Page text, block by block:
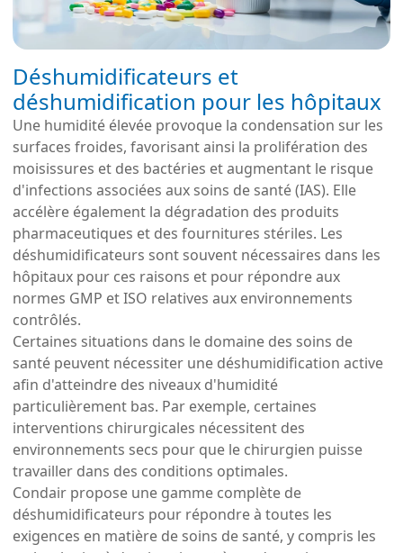
Déshumidificateurs et
déshumidification pour les hôpitaux
Une humidité élevée provoque la condensation sur les
surfaces froides, favorisant ainsi la prolifération des
moisissures et des bactéries et augmentant le risque
d'infections associées aux soins de santé (IAS). Elle
accélère également la dégradation des produits
pharmaceutiques et des fournitures stériles. Les
déshumidificateurs sont souvent nécessaires dans les
hôpitaux pour ces raisons et pour répondre aux
normes GMP et ISO relatives aux environnements
contrôlés.
Certaines situations dans le domaine des soins de
santé peuvent nécessiter une déshumidification active
afin d'atteindre des niveaux d'humidité
particulièrement bas. Par exemple, certaines
interventions chirurgicales nécessitent des
environnements secs pour que le chirurgien puisse
travailler dans des conditions optimales.
Condair propose une gamme complète de
déshumidificateurs pour répondre à toutes les
exigences en matière de soins de santé, y compris les